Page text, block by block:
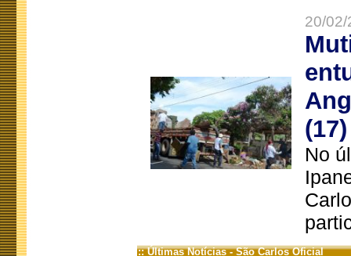
20/
(17)
No
:: Últimas Notícias - São Carlos Oficial